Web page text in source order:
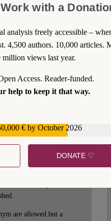
but you do so as our
remains a
Your comment
make a choice. That
will be published.
matter-of-fact, on-
and ad personam
are allowed but a
with a
analysis freely accessible –
4,500 authors. 10,000 articles.
million views last year.
Access. Reader-funded.
help to keep it that way.
€ by October 2026
DONATE ♡